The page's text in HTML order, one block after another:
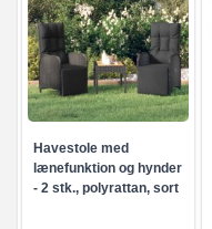
Havestole med
lænefunktion og hynder
- 2 stk., polyrattan, sort